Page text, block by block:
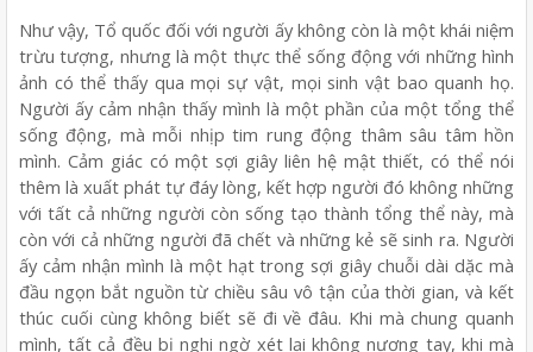
Như vậy, Tổ quốc đối với người ấy không còn là một khái niệm
trừu tượng, nhưng là một thực thể sống động với những hình
ảnh có thể thấy qua mọi sự vật, mọi sinh vật bao quanh họ.
Người ấy cảm nhận thấy mình là một phần của một tổng thể
sống động, mà mỗi nhịp tim rung động thâm sâu tâm hồn
mình. Cảm giác có một sợi giây liên hệ mật thiết, có thể nói
thêm là xuất phát tự đáy lòng, kết hợp người đó không những
với tất cả những người còn sống tạo thành tổng thể này, mà
còn với cả những người đã chết và những kẻ sẽ sinh ra. Người
ấy cảm nhận mình là một hạt trong sợi giây chuỗi dài dặc mà
đầu ngọn bắt nguồn từ chiều sâu vô tận của thời gian, và kết
thúc cuối cùng không biết sẽ đi về đâu. Khi mà chung quanh
mình, tất cả đều bị nghi ngờ xét lại không nương tay, khi mà